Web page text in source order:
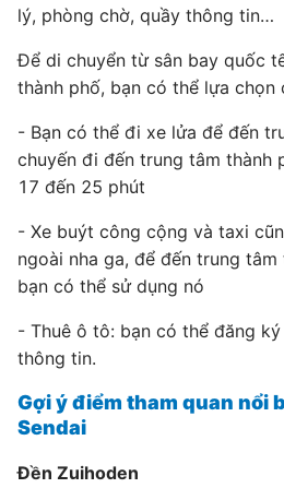
lý, phòng chờ, quầy thông tin…
Để di chuyển từ sân bay quốc
thành phố, bạn có thể lựa chọn
- Bạn có thể đi xe lửa để đến
chuyến đi đến trung tâm thành
17 đến 25 phút
- Xe buýt công cộng và taxi
ngoài nha ga, để đến trung
bạn có thể sử dụng nó
- Thuê ô tô: bạn có thể đăng
thông tin.
Gợi ý điểm tham quan nổi
Sendai
Đền Zuihoden